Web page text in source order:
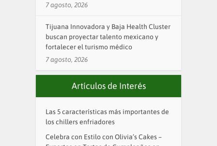
7 agosto, 2026
Tijuana Innovadora y Baja Health Cluster
buscan proyectar talento mexicano y
fortalecer el turismo médico
7 agosto, 2026
Artículos de Interés
Las 5 características más importantes de
los chillers enfriadores
Celebra con Estilo con Olivia’s Cakes –